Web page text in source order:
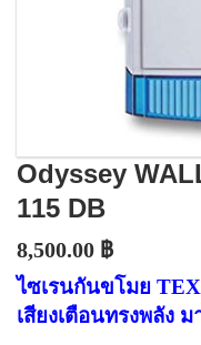
Odyssey
115 DB
8,500.00 ฿
ไซเรนกันขโมย
เสียงเตือนทรงพลัง